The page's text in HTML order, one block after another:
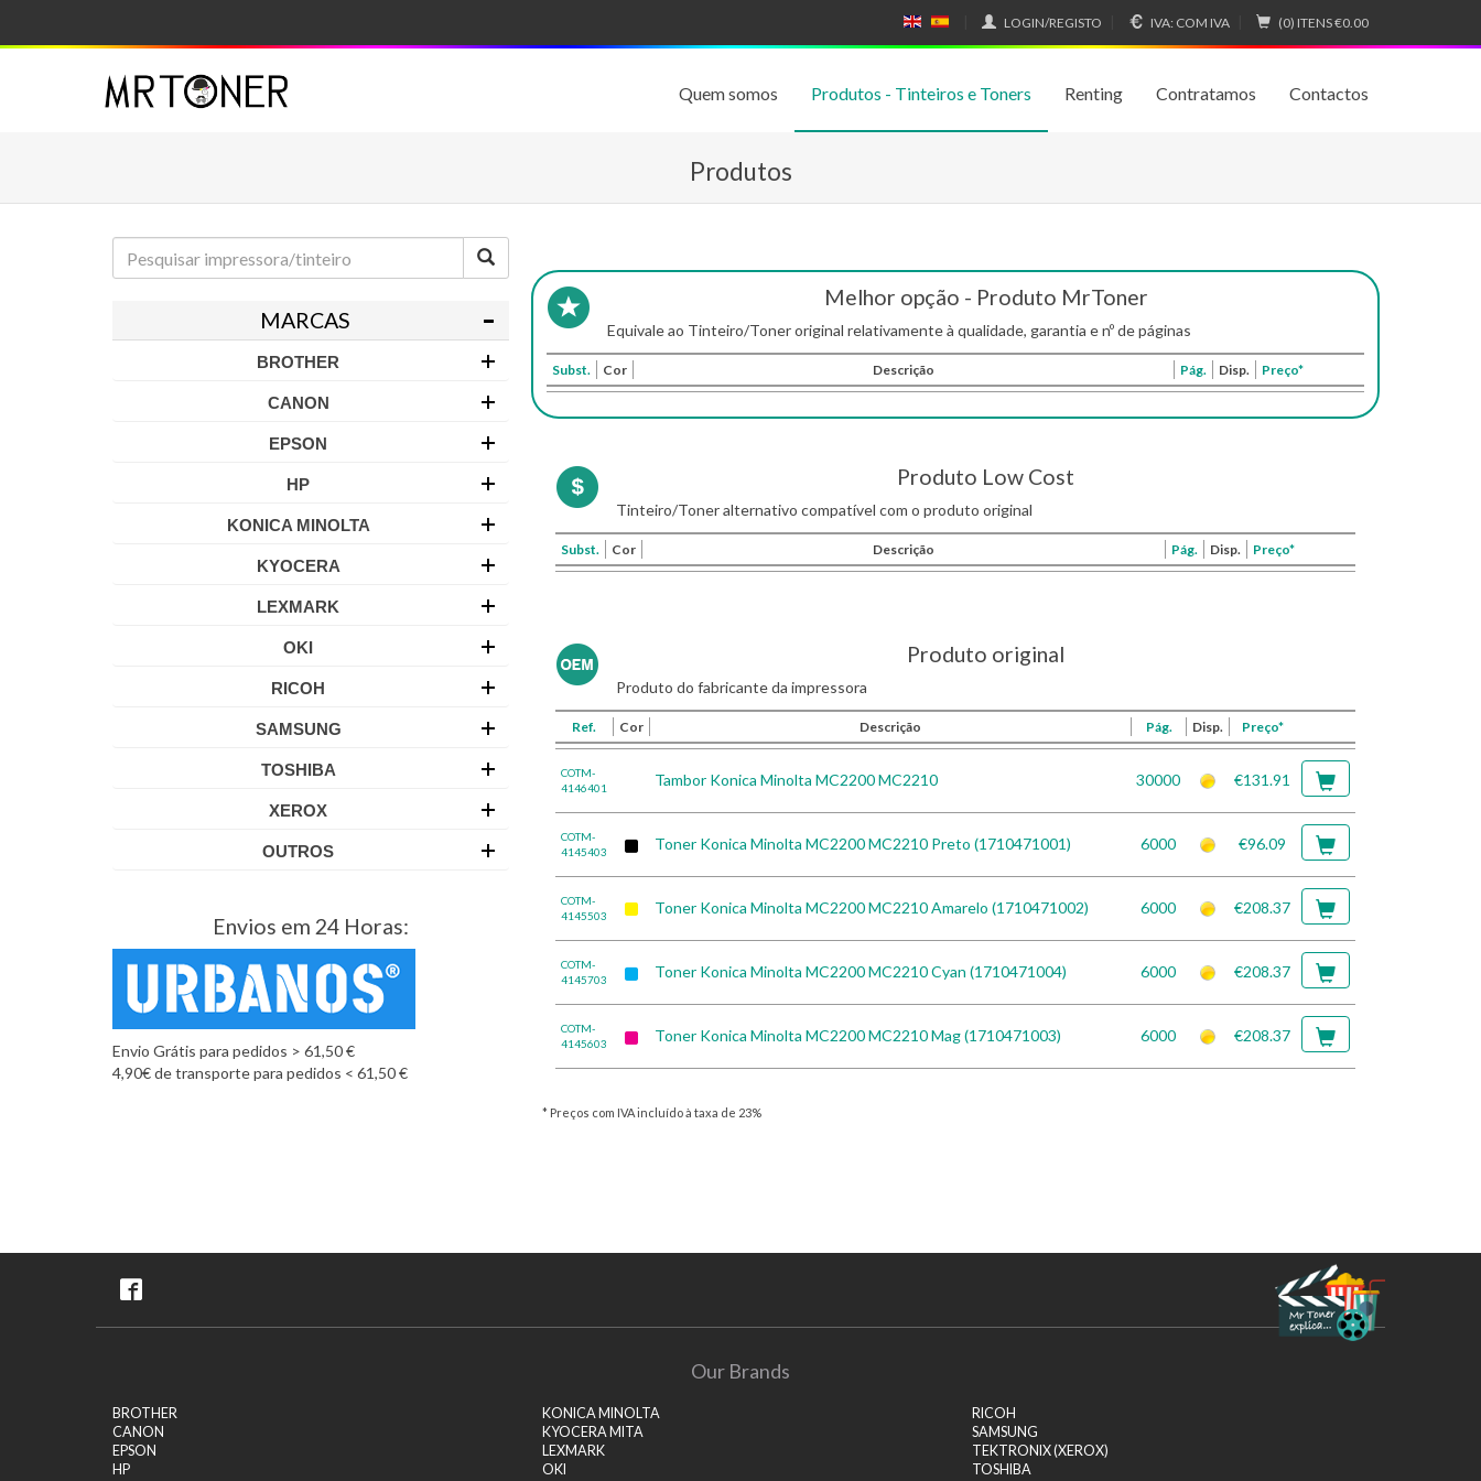
N
H
SP
OL
LOGIN/REGISTO IVA: COM IVA (0) ITENS€0.00
Quem somos Produtos - Tinteiros e Toners Renting Contratamos Contactos
Produtos
MARCAS
BROTHER
CANON
EPSON
HP
KONICA MINOLTA
KYOCERA
LEXMARK
OKI
RICOH
SAMSUNG
TOSHIBA
XEROX
OUTROS
Envios em 24 Horas:
Envio Grátis para pedidos > 61,50 €
4,90€ de transporte para pedidos < 61,50 €
Melhor opção - Produto MrToner
Equivale ao Tinteiro/Toner original relativamente à qualidade, garantia e nº de páginas
Subst. Cor Descrição Pág. Disp. Preço*
Produto Low Cost
Tinteiro/Toner alternativo compatível com o produto original
Subst. Cor Descrição Pág. Disp. Preço*
Produto original
Produto do fabricante da impressora
Ref. Cor Descrição Pág. Disp. Preço*
COTM-
4146401
Tambor Konica Minolta MC2200 MC2210 30000 €131.91
COTM-
4145403
Toner Konica Minolta MC2200 MC2210 Preto (1710471001) 6000 €96.09
COTM-
4145503
Toner Konica Minolta MC2200 MC2210 Amarelo (1710471002) 6000 €208.37
COTM-
4145703
Toner Konica Minolta MC2200 MC2210 Cyan (1710471004) 6000 €208.37
COTM-
4145603
Toner Konica Minolta MC2200 MC2210 Mag (1710471003) 6000 €208.37
* Preços com IVA incluído à taxa de 23%
Our Brands
BROTHER
CANON
EPSON
HP
KONICA MINOLTA
KYOCERA MITA
LEXMARK
OKI
RICOH
SAMSUNG
TEKTRONIX (XEROX)
TOSHIBA